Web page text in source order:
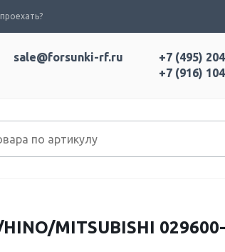
+7 (495)
+7 (916)
sale@forsunki-rf.ru
MITSUBISHI